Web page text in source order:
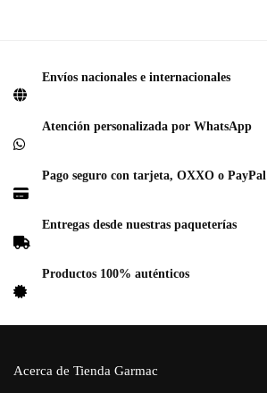
Envíos nacionales e internacionales
Atención personalizada por WhatsApp
Pago seguro con tarjeta, OXXO o PayPal
Entregas desde nuestras paqueterías
Productos 100% auténticos
Acerca de Tienda Garmac